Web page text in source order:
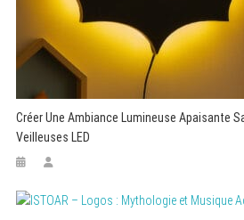
Créer Une Ambiance Lumineuse Apaisante
Veilleuses LED